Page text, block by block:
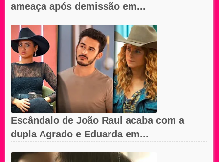
ameaça após demissão em...
Escândalo de João Raul acaba com a
dupla Agrado e Eduarda em...